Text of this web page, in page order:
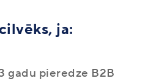
ja:
gadu pieredze B2B